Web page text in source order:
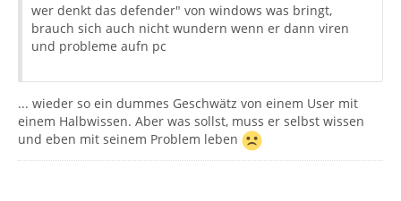
wer denkt das defender" von windows was bringt,
brauch sich auch nicht wundern wenn er dann viren
und probleme aufn pc
... wieder so ein dummes Geschwätz von einem User mit
einem Halbwissen. Aber was sollst, muss er selbst wissen
und eben mit seinem Problem leben